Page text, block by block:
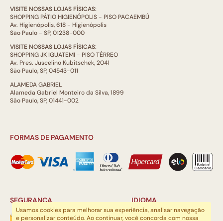
VISITE NOSSAS LOJAS FÍSICAS:
SHOPPING PÁTIO HIGIENÓPOLIS - PISO PACAEMBÚ
Av. Higienópolis, 618 - Higienópolis
São Paulo - SP, 01238-000
VISITE NOSSAS LOJAS FÍSICAS:
SHOPPING JK IGUATEMI - PISO TÉRREO
Av. Pres. Juscelino Kubitschek, 2041
São Paulo, SP, 04543-011
ALAMEDA GABRIEL
Alameda Gabriel Monteiro da Silva, 1899
São Paulo, SP, 01441-002
FORMAS DE PAGAMENTO
SEGURANÇA IDIOMA
Usamos cookies para melhorar sua experiência, analisar navegação
e personalizar conteúdo. Ao continuar, você concorda com nossa